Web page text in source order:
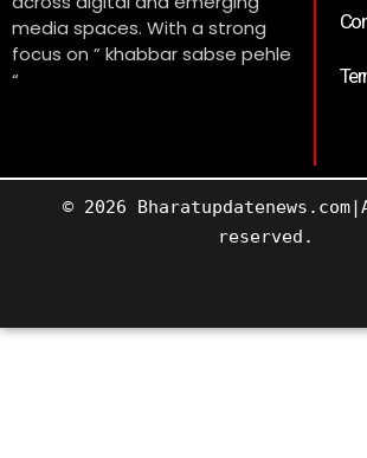
media spaces. With a strong
focus on ” khabbar sabse pehle
“
© 2026
reserved.